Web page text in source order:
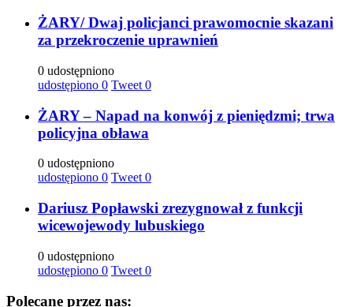
ŻARY/ Dwaj policjanci prawomocnie skazani
za przekroczenie uprawnień
0 udostępniono
udostępiono 0 Tweet 0
ŻARY – Napad na konwój z pieniędzmi; trwa
policyjna obława
0 udostępniono
udostępiono 0 Tweet 0
Dariusz Popławski zrezygnował z funkcji
wicewojewody lubuskiego
0 udostępniono
udostępiono 0 Tweet 0
Polecane przez nas: